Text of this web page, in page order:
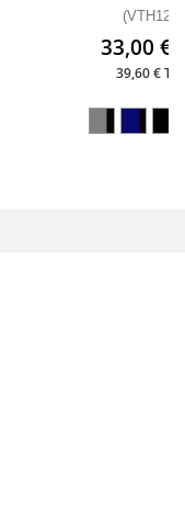
(VTH121)
33,00 €
39,60 €